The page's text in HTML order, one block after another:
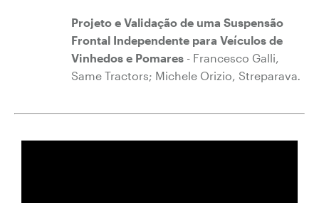
Projeto e Validação de uma Suspensão
Frontal Independente para Veículos de
Vinhedos e Pomares - Francesco Galli,
Same Tractors; Michele Orizio, Streparava.